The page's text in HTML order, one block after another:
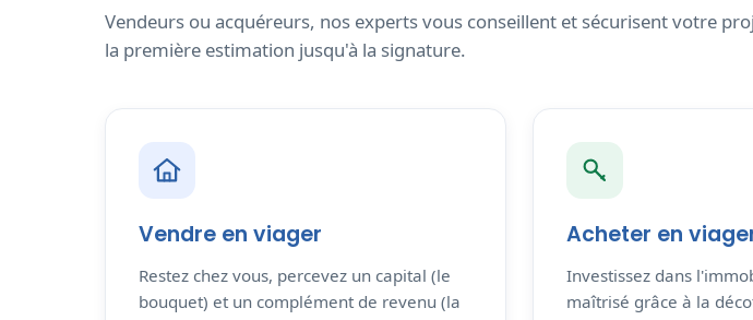
Vendeurs ou acquéreurs, nos experts vous conseillent et sécurisent votre
la première estimation jusqu'à la signature.
Vendre en viager
Restez chez vous, percevez un capital (le
bouquet) et un complément de revenu (la
Acheter en
Investissez dans
maîtrisé grâce à la